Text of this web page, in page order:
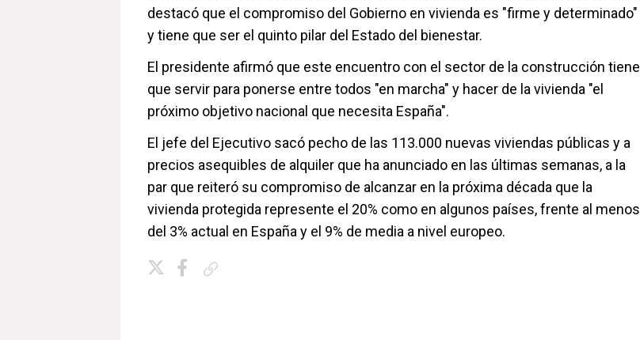
destacó que el compromiso del Gobierno en vivienda es "firme y determinado"
y tiene que ser el quinto pilar del Estado del bienestar.
El presidente afirmó que este encuentro con el sector de la construcción tiene
que servir para ponerse entre todos "en marcha" y hacer de la vivienda "el
próximo objetivo nacional que necesita España".
El jefe del Ejecutivo sacó pecho de las 113.000 nuevas viviendas públicas y a
precios asequibles de alquiler que ha anunciado en las últimas semanas, a la
par que reiteró su compromiso de alcanzar en la próxima década que la
vivienda protegida represente el 20% como en algunos países, frente al menos
del 3% actual en España y el 9% de media a nivel europeo.